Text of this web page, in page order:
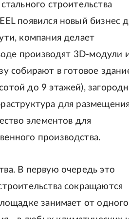
строительства
появился новый бизнес
компания делает
производят 3D-модули
собирают в готовое
до 9 этажей),
для размещения
элементов для
производства.
В первую очередь это
сокращаются
занимает от одного